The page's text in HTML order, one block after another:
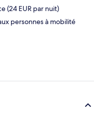
(24 EUR par nuit)
personnes à mobilité